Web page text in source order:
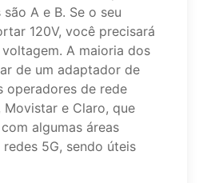
A e B. Se o seu
120V, você precisará
A maioria dos
de um adaptador de
operadores de rede
Movistar e Claro, que
algumas áreas
5G, sendo úteis